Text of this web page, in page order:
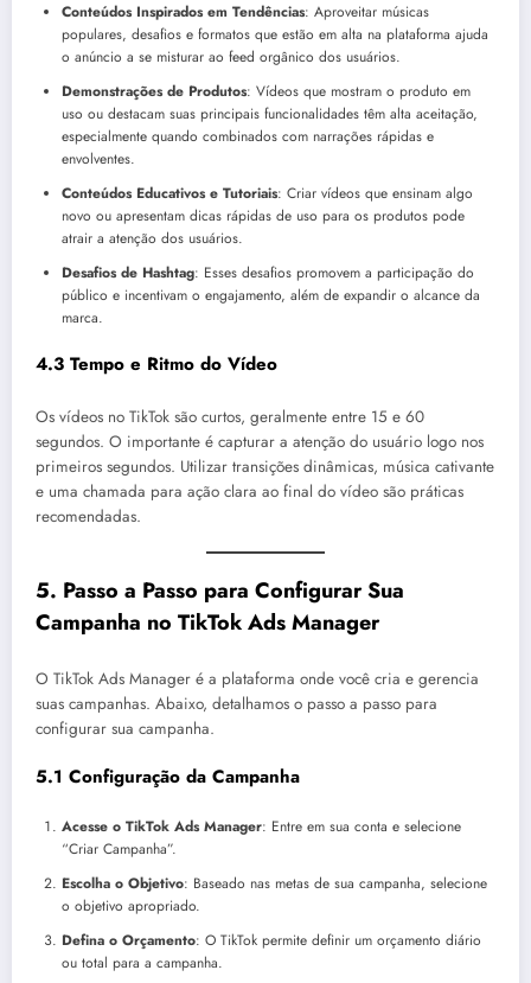
Conteúdos Inspirados em Tendências: Aproveitar músicas
populares, desafios e formatos que estão em alta na plataforma ajuda
o anúncio a se misturar ao feed orgânico dos usuários.
Demonstrações de Produtos: Vídeos que mostram o produto em
uso ou destacam suas principais funcionalidades têm alta aceitação,
especialmente quando combinados com narrações rápidas e
envolventes.
Conteúdos Educativos e Tutoriais: Criar vídeos que ensinam algo
novo ou apresentam dicas rápidas de uso para os produtos pode
atrair a atenção dos usuários.
Desafios de Hashtag: Esses desafios promovem a participação do
público e incentivam o engajamento, além de expandir o alcance da
marca.
4.3 Tempo e Ritmo do Vídeo
Os vídeos no TikTok são curtos, geralmente entre 15 e 60
segundos. O importante é capturar a atenção do usuário logo nos
primeiros segundos. Utilizar transições dinâmicas, música cativante
e uma chamada para ação clara ao final do vídeo são práticas
recomendadas.
5. Passo a Passo para Configurar Sua
Campanha no TikTok Ads Manager
O TikTok Ads Manager é a plataforma onde você cria e gerencia
suas campanhas. Abaixo, detalhamos o passo a passo para
configurar sua campanha.
5.1 Configuração da Campanha
Acesse o TikTok Ads Manager: Entre em sua conta e selecione
“Criar Campanha”.
Escolha o Objetivo: Baseado nas metas de sua campanha, selecione
o objetivo apropriado.
Defina o Orçamento: O TikTok permite definir um orçamento diário
ou total para a campanha.